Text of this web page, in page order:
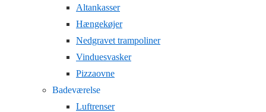
Altankasser
Hængekøjer
Nedgravet trampoliner
Vinduesvasker
Pizzaovne
Badeværelse
Luftrenser